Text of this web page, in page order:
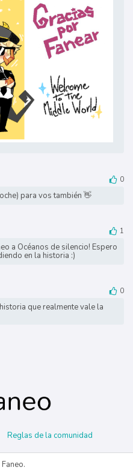
0
para vos también 👋
1
a Océanos de silencio! Espero
en la historia :)
0
que realmente vale la
Reglas de la comunidad